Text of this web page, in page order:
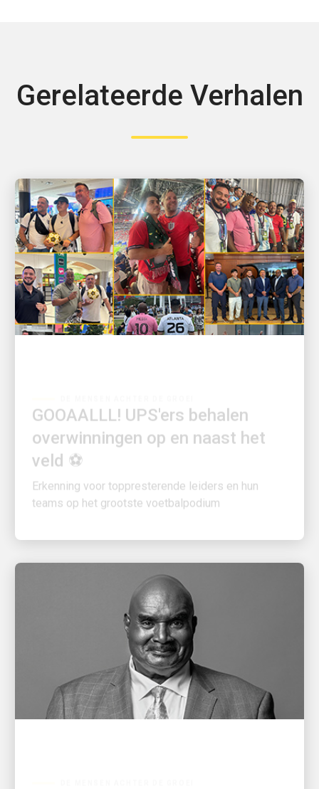
Gerelateerde Verhalen
overwinningen op en naast het
veld ⚽
Erkenning voor toppresterende leiders en hun
teams op het grootste voetbalpodium